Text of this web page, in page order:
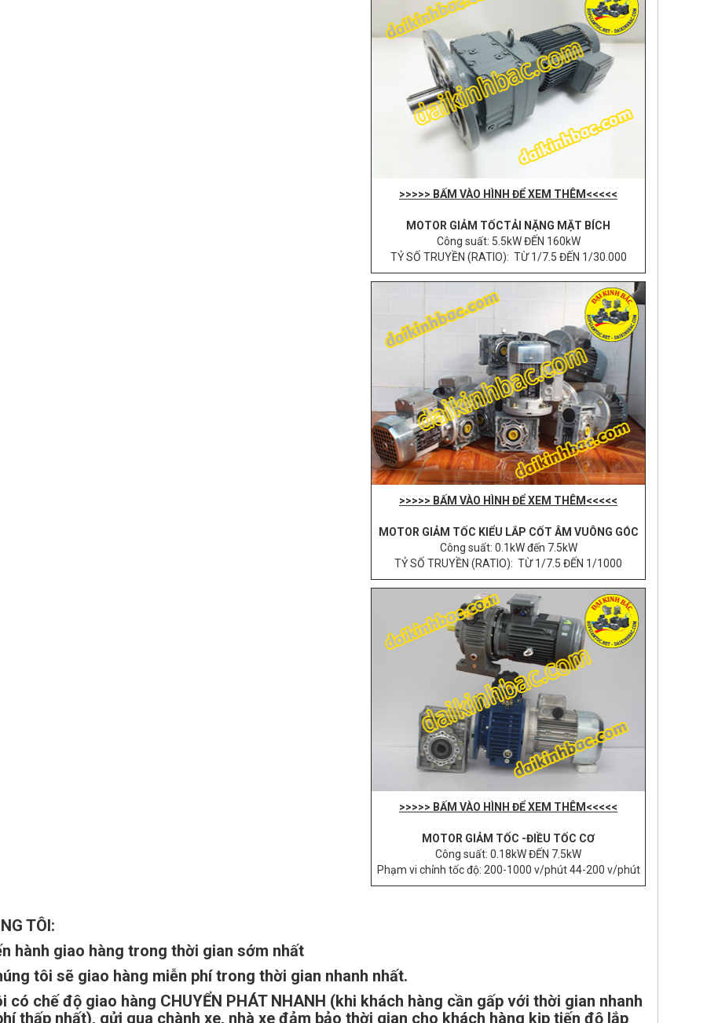
>>>>> BẤM VÀO HÌNH ĐỂ XEM THÊM<<<<<
MOTOR GIẢM TỐCTẢI NẶNG MẶT BÍCH
Công suất: 5.5kW ĐẾN 160kW
TỶ SỐ TRUYỀN (RATIO): TỪ 1/7.5 ĐẾN 1/30.000
>>>>> BẤM VÀO HÌNH ĐỂ XEM THÊM<<<<<
MOTOR GIẢM TỐC KIỂU LẮP CỐT ÂM VUÔNG GÓC
Công suất: 0.1kW đến 7.5kW
TỶ SỐ TRUYỀN (RATIO): TỪ 1/7.5 ĐẾN 1/1000
>>>>> BẤM VÀO HÌNH ĐỂ XEM THÊM<<<<<
MOTOR GIẢM TỐC -ĐIỀU TỐC CƠ
Công suất: 0.18kW ĐẾN 7.5kW
Phạm vi chỉnh tốc độ: 200-1000 v/phút 44-200 v/phút
TÔI:
hành giao hàng trong thời gian sớm nhất
tôi sẽ giao hàng miễn phí trong thời gian nhanh nhất.
chế độ giao hàng CHUYỂN PHÁT NHANH (khi khách hàng cần gấp với thời gian nhanh
thấp nhất), gửi qua chành xe, nhà xe đảm bảo thời gian cho khách hàng kịp tiến độ lắp